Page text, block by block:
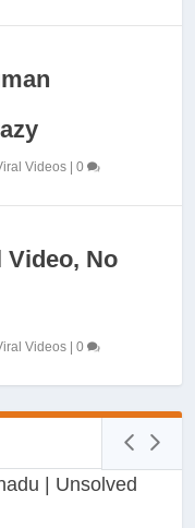
Videos |0
Video, No
Videos |0